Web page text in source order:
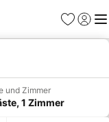
Favoriten
und Zimmer
1 Zimmer